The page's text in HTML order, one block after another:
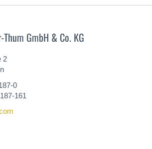
GmbH & Co. KG
2
0
161